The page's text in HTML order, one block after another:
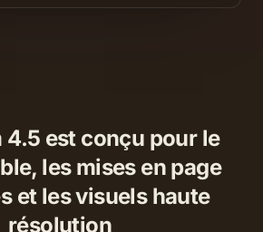
4.5 est conçu pour le
les mises en page
et les visuels haute
résolution